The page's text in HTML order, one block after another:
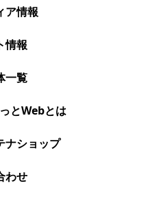
ア情報
情報
一覧
とWebとは
ナショップ
わせ